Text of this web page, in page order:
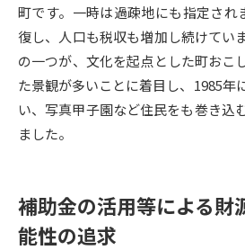
大学で学べる内容や特徴を調べる
新増設大学・学部・学科特集
国際
集
データサイエンス特集
新学年スタート号特集ページ
（高3生用）
新学
町です。一時は過疎地にも指定され
復し、人口も税収も増加し続けてい
の一つが、文化を起点とした町おこ
た景観が多いことに着目し、1985年
い、写真甲子園など住民をも巻き込
ました。
補助金の活用等による財
能性の追求